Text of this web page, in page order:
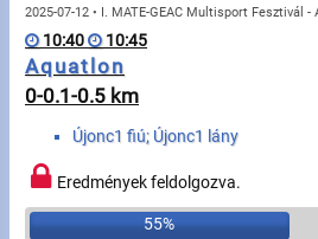
Futás
Kerékpározás
Túrázás
Úszás
2025-07-12 • I. MATE-GEAC Multisport Fesztivál -
10:40 10:45
Aquatlon
0-0.1-0.5 km
Újonc1 fiú; Újonc1 lány
Eredmények feldolgozva.
55%